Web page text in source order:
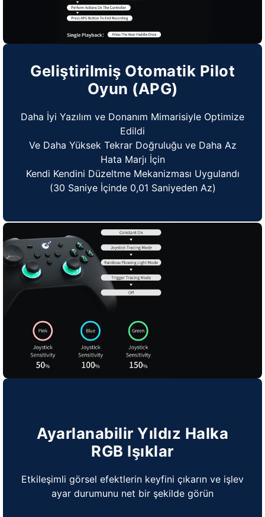
Geliştirilmiş Otomatik Pilot
Oyun (APG)
Daha İyi Yazılım ve Donanım Mimarisiyle Optimize
Edildi
Ve Daha Yüksek Tekrar Doğruluğu ve Daha Az
Hata Marjı İçin
Kendi Kendini Düzeltme Mekanizması Uygulandı
(30 Saniye İçinde 0,01 Saniyeden Az)
Ayarlanabilir Yıldız Halka
RGB Işıklar
Etkileşimli görsel efektlerin keyfini çıkarın ve işlev
ayar durumunu net bir şekilde görün